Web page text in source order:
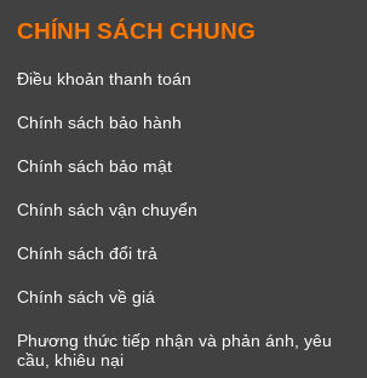
CHÍNH SÁCH CHUNG
Điều khoản thanh toán
Chính sách bảo hành
Chính sách bảo mật
Chính sách vận chuyển
Chính sách đổi trả
Chính sách về giá
Phương thức tiếp nhận và phản ánh, yêu
cầu, khiêu nại